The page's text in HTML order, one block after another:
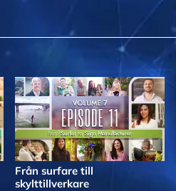
Från surfare till
skylttillverkare